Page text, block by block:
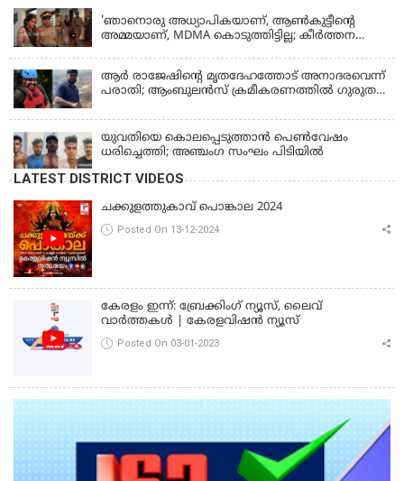
'ഞാനൊരു അധ്യാപികയാണ്, ആണ്‍കുട്ടീന്റെ
അമ്മയാണ്‌, MDMA കൊടുത്തിട്ടില്ല; കീർത്തന
ആര്‍ രാജേഷിന്റെ മൃതദേഹത്തോട് അനാദരവെന്ന്
പരാതി; ആംബുലന്‍സ് ക്രമീകരണത്തില്‍ ഗുരുതര
ഫ്രീസര്‍ സംവിധാനം ഇല്ലാതെയെന്നും ആരോപണം
യുവതിയെ കൊലപ്പെടുത്താൻ പെൺവേഷം
ധരിച്ചെത്തി; അഞ്ചംഗ സംഘം പിടിയിൽ
LATEST DISTRICT VIDEOS
ചക്കുളത്തുകാവ് പൊങ്കാല 2024
Posted On 13-12-2024
കേരളം ഇന്ന്: ബ്രേക്കിംഗ് ന്യൂസ്, ലൈവ്
വാർത്തകൾ | കേരളവിഷൻ ന്യൂസ്
Posted On 03-01-2023